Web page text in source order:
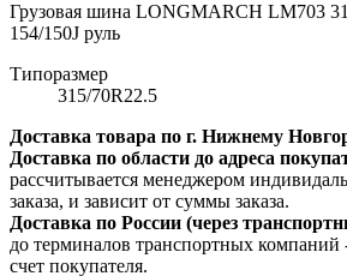
Грузовая шина LONGMARCH LM703
154/150J руль
Типоразмер
315/70R22.5
Доставка товара по г. Нижнему
Доставка по области до адреса
рассчитывается менеджером
заказа, и зависит от суммы заказа.
Доставка по России (через
до терминалов транспортных компаний
счет покупателя.